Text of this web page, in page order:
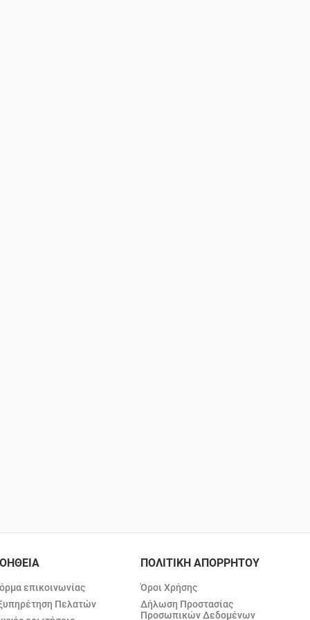
επικοινωνίας
Πελατών
ΠΟΛΙΤΙΚΗ ΑΠΟΡΡΗΤΟΥ
Όροι Χρήσης
Δήλωση Προστασίας
Προσωπικών Δεδομένων